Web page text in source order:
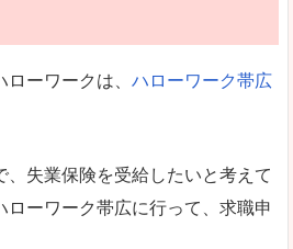
ーワークは、 ハローワーク帯広
、失業保険を受給したいと考えて
ローワーク帯広に行って、求職申